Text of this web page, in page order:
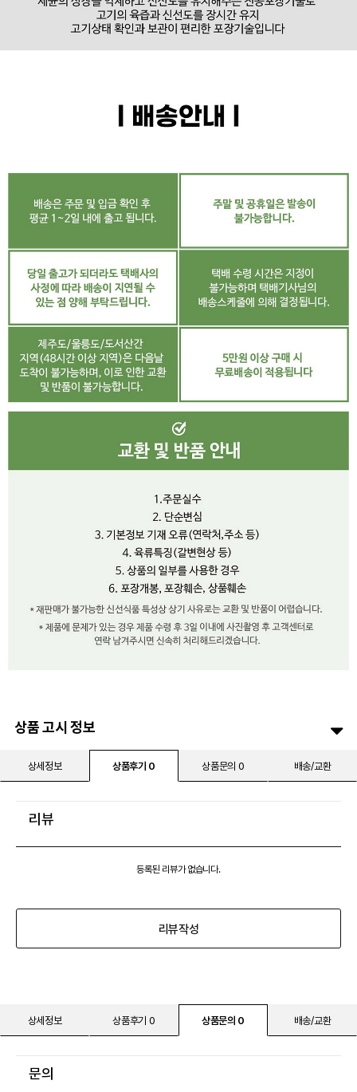
상품 고시 정보
상세정보 상품후기 0 상품문의 0 배송/교환
리뷰
등록된 리뷰가 없습니다.
리뷰작성
상세정보 상품후기 0 상품문의 0 배송/교환
문의